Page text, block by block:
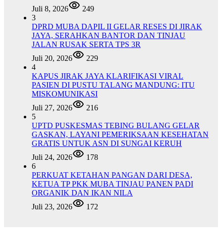
Juli 8, 2026
249
3
DPRD MUBA DAPIL II GELAR RESES DI JIRAK
JAYA, SERAHKAN BANTOR DAN TINJAU
JALAN RUSAK SERTA TPS 3R
Juli 20, 2026
229
4
KAPUS JIRAK JAYA KLARIFIKASI VIRAL
PASIEN DI PUSTU TALANG MANDUNG: ITU
MISKOMUNIKASI
Juli 27, 2026
216
5
UPTD PUSKESMAS TEBING BULANG GELAR
GASKAN, LAYANI PEMERIKSAAN KESEHATAN
GRATIS UNTUK ASN DI SUNGAI KERUH
Juli 24, 2026
178
6
PERKUAT KETAHAN PANGAN DARI DESA,
KETUA TP PKK MUBA TINJAU PANEN PADI
ORGANIK DAN IKAN NILA
Juli 23, 2026
172